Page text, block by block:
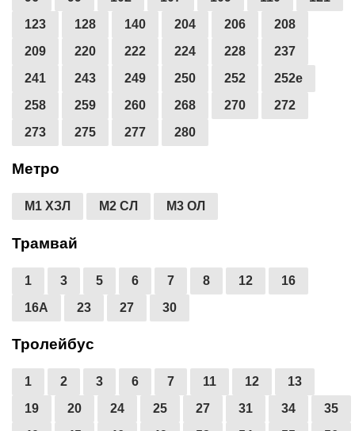
123
128 140 204 206
208
209
220 222 224 228
237
241
243 249 250 252
252е
258
259 260 268 270
272
273
275 277 280
Метро
М1 ХЗЛ М2 СЛ М3 ОЛ
Трамвай
1 3 5 6 7 8 12
16
16А
23 27 30
Тролейбус
1 2 3 6 7 11 12
13
19
20 24 25 27 31 34
35